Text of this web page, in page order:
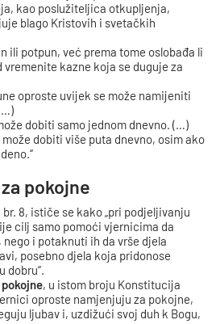
kao poslužiteljica otkupljenja,
blago Kristovih i svetačkih
ili potpun, već prema tome oslobađa li
kazne koja se duguje za
oproste uvijek se može namijeniti
dobiti samo jednom dnevno. (…)
dobiti više puta dnevno, osim ako
pokojne
br. 8, ističe se kako „pri podjeljivanju
cilj samo pomoći vjernicima da
i potaknuti ih da vrše djela
posebno djela koja pridonose
dobru“.
, u istom broju Konstitucija
oproste namjenjuju za pokojne,
ljubav i, uzdižući svoj duh k Bogu,